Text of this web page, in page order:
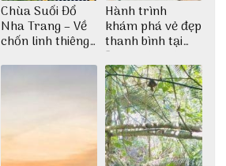
Chùa Suối Đổ
Nha Trang – Về
chốn linh thiêng
thiền định
Hành trình
khám phá vẻ đẹp
thanh bình tại
Đảo Phú Quý